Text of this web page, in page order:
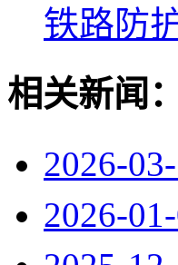
铁路防
相关新闻：
2026-
2026-